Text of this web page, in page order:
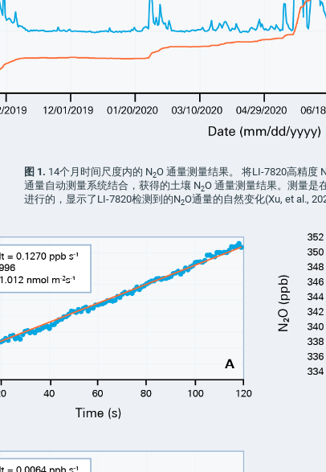
图 1. 14个月时间尺度内的 N2O 通量测量结果。 将LI-7820高精度
通量自动测量系统结合，获得的土壤 N2O 通量测量结果。测量是
进行的，显示了LI-7820检测到的N2O通量的自然变化(Xu, et al.,